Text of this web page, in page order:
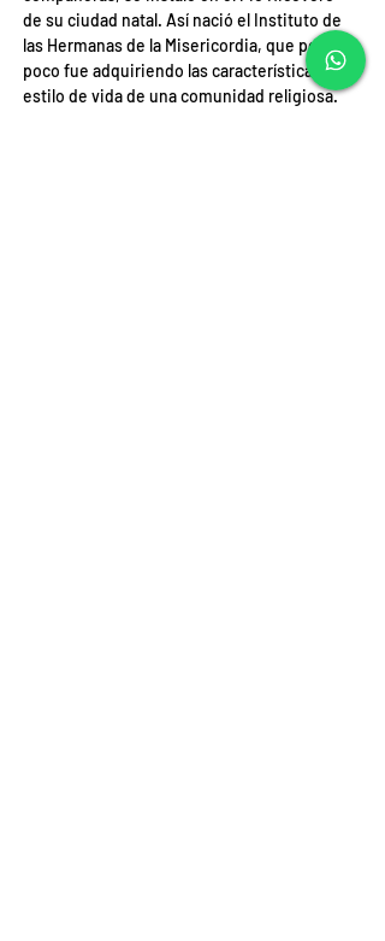
de su ciudad natal. Así nació el Instituto de
las Hermanas de la Misericordia, que poco a
poco fue adquiriendo las características y el
estilo de vida de una comunidad religiosa.